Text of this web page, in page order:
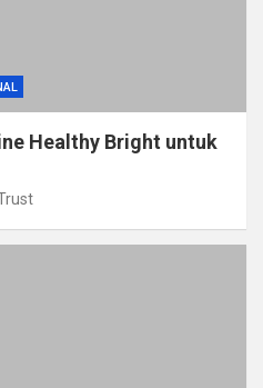
Healthy Bright untuk